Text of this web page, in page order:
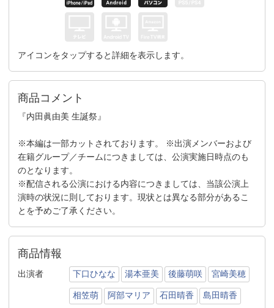
アイコンをタップすると詳細を表示します。
商品コメント
『内田眞由美 生誕祭』
※本編は一部カットされております。 ※出演メンバーおよび
在籍グループ／チームにつきましては、公演実施日時点のも
のとなります。
※配信される公演における内容につきましては、当該公演上
演時の状況に則しております。現状とは異なる部分があるこ
とを予めご了承ください。
商品情報
出演者 下口ひなな 湯本亜美 後藤萌咲 宮崎美穂
相笠萌 阿部マリア 石田晴香 島田晴香